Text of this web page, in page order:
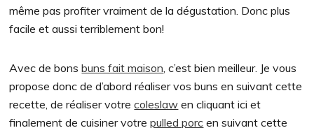
même pas profiter vraiment de la dégustation. Donc plus
facile et aussi terriblement bon!
Avec de bonsbuns fait maison , c’est bien meilleur. Je vous
propose donc de d’abord réaliser vos buns en suivant cette
recette, de réaliser votrecoleslaw en cliquant ici et
finalement de cuisiner votrepulled porc en suivant cette